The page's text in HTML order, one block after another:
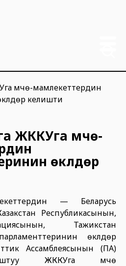
ЖККУга мүчө-
өкүлдөрү
— Беларусь
Республикасынын,
Тажикстан
өкүлдөрү
Ассамблеясынын (ПА)
ЖККУга мүчө